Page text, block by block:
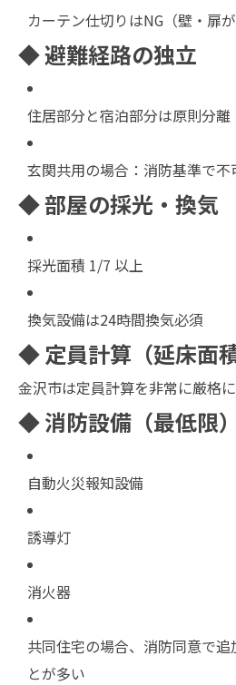
カーテン仕切りはNG（壁・扉が
◆ 避難経路の独立
住居部分と宿泊部分は原則分離
玄関共用の場合：消防基準で
◆ 部屋の採光・換気
採光面積 1/7 以上
換気設備は24時間換気必須
◆ 定員計算（延床面
金沢市は定員計算を非常に厳格に
◆ 消防設備（最低限）
自動火災報知設備
誘導灯
消火器
共同住宅の場合、消防同意で
とが多い